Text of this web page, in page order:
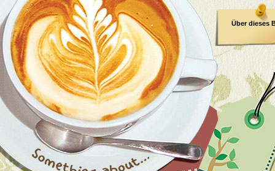
Über dieses